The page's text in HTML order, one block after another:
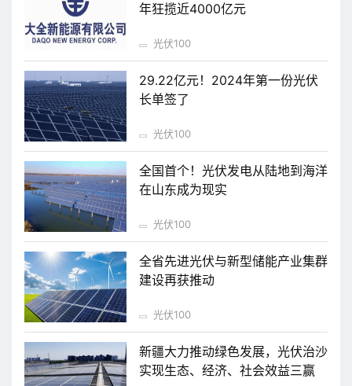
年狂揽近4000亿元
光伏100
29.22亿元！2024年第一份光伏
长单签了
光伏100
全国首个！光伏发电从陆地到海洋
在山东成为现实
光伏100
全省先进光伏与新型储能产业集群
建设再获推动
光伏100
新疆大力推动绿色发展，光伏治沙
实现生态、经济、社会效益三赢